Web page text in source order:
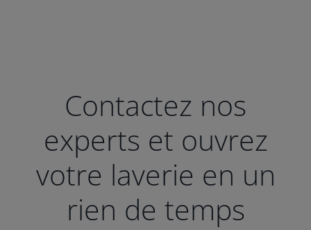
Contactez nos
experts et ouvrez
votre laverie en un
rien de temps